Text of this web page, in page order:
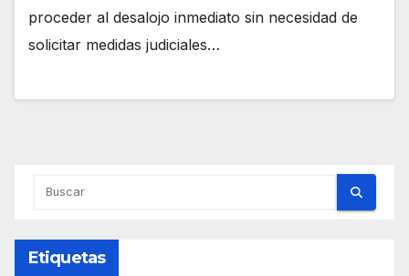
proceder al desalojo inmediato sin necesidad de
solicitar medidas judiciales…
Etiquetas